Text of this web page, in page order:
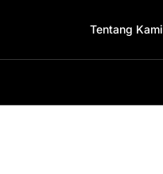
Tentang Kami